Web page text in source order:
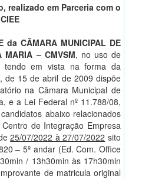
realizado em Parceria com o
CIEE
da CÂMARA MUNICIPAL DE
MARIA – CMVSM, no uso de
tendo em vista na forma da
de 15 de abril de 2009 dispõe
na Câmara Municipal de
e a Lei Federal nº 11.788/08,
abaixo relacionados
de Integração Empresa
25/07/2022 à 27/07/2022 sito
– 5º andar (Ed. Com. Office
/ 13h30min às 17h30min
de matricula original